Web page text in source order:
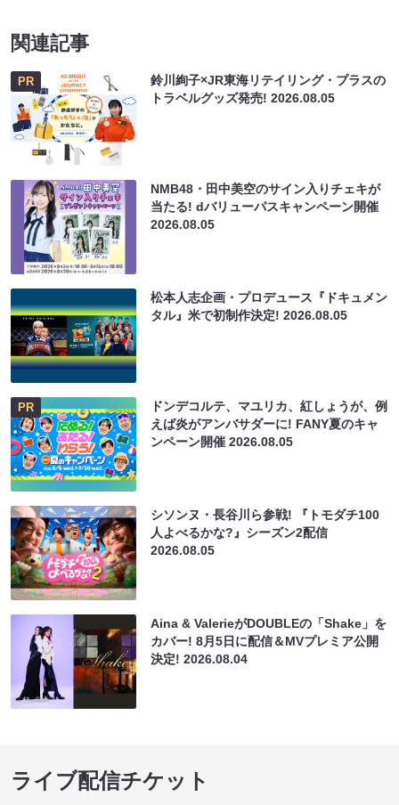
関連記事
PR
鈴川絢子×JR東海リテイリング・プラスの
トラベルグッズ発売!2026.08.05
NMB48・田中美空のサイン入りチェキが
当たる! dバリューパスキャンペーン開催
2026.08.05
松本人志企画・プロデュース『ドキュメン
タル』米で初制作決定!2026.08.05
PR
ドンデコルテ、マユリカ、紅しょうが、例
えば炎がアンバサダーに! FANY夏のキャ
ンペーン開催2026.08.05
シソンヌ・長谷川ら参戦! 『トモダチ100
人よべるかな?』シーズン2配信
2026.08.05
Aina & ValerieがDOUBLEの「Shake」を
カバー! 8月5日に配信＆MVプレミア公開
決定!2026.08.04
ライブ配信チケット